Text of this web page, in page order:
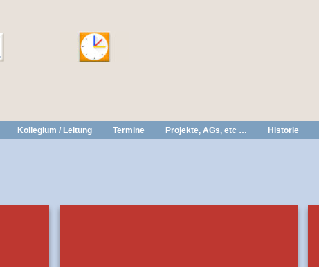
Kollegium / Leitung Termine Projekte, AGs, etc … Historie